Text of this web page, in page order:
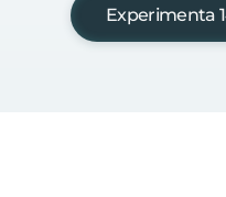
Experimenta